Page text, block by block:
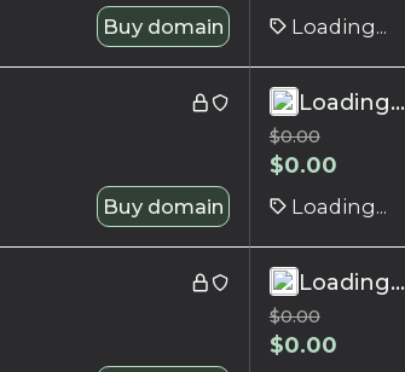
Buy domain Loading...
Buy domain
Loading...
$0.00
$0.00
Loading...
Loading...
$0.00
$0.00